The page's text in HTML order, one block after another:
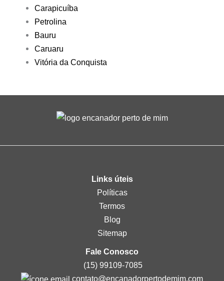
Carapicuíba
Petrolina
Bauru
Caruaru
Vitória da Conquista
Links úteis
Políticas
Termos
Blog
Sitemap
Fale Conosco
(15) 99109-7085
contato@encanadorpertodemim.com